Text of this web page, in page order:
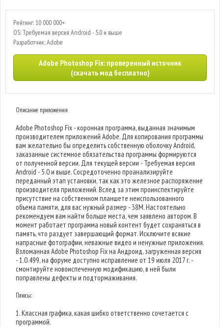
Рейтинг: 10 000 000+
OS: Требуемая версия Android - 5.0 и выше
Разработчик: Adobe
Adobe Photoshop Fix: проверенный источник
(скачать мод бесплатно)
Описание приложения
Adobe Photoshop Fix - коронная программа, выданная значимым
производителем приложений Adobe. Для копирования программы
вам желательно бы определить собственную оболочку Android,
заказанные системное обязательства программы формируются
от полученной версии. Для текущей версии - Требуемая версия
Android - 5.0 и выше. Сосредоточенно проанализируйте
переданный этап установки, так как это железное распоряжение
производителя приложений. Вслед за этим проинспектируйте
присутствие на собственном планшете неиспользованного
объема памяти, для вас нужный размер - 38M. Настоятельно
рекомендуем вам найти больше места, чем заявлено автором. В
момент работает программа новый контент будет сохраняться в
память, что раздует завершающий формат. Исключите всякие
напрасные фотографии, неважные видео и ненужные приложения.
Взломанная Adobe Photoshop Fix на Андроид, загруженная версия
- 1.0.499, на форуме доступно исправление от 19 июля 2017 г. -
смонтируйте новоиспеченную модификацию, в ней были
поправлены дефекты и подтормаживания.
Плюсы:
1. Классная графика, какая шибко ответственно сочетается с
программой.